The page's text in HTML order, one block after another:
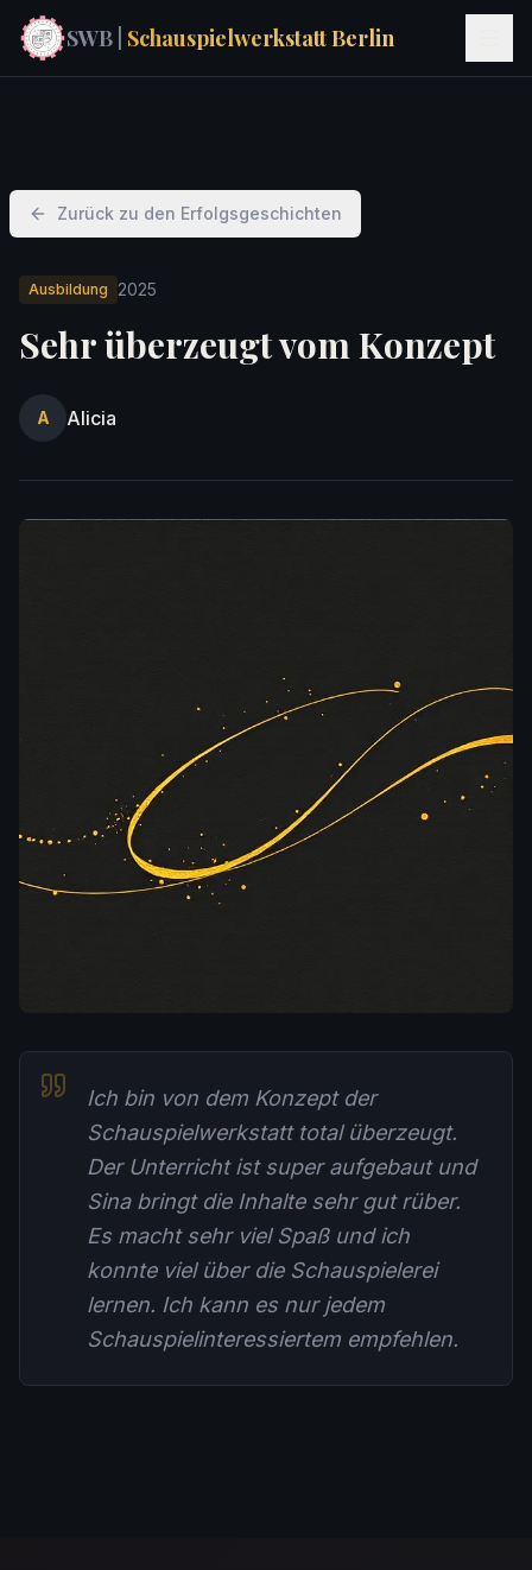
SWB | Schauspielwerkstatt Berlin
Zurück zu den Erfolgsgeschichten
Ausbildung 2025
Sehr überzeugt vom Konzept
A Alicia
Ich bin von dem Konzept der
Schauspielwerkstatt total überzeugt.
Der Unterricht ist super aufgebaut und
Sina bringt die Inhalte sehr gut rüber.
Es macht sehr viel Spaß und ich
konnte viel über die Schauspielerei
lernen. Ich kann es nur jedem
Schauspielinteressiertem empfehlen.